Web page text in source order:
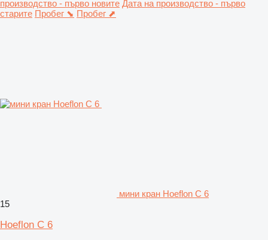
производство - първо новите Дата на производство - първо
старите Пробег ⬊ Пробег ⬈
мини кран Hoeflon C 6
15
Hoeflon C 6